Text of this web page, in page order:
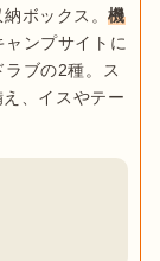
ボックス。機
ャンプサイトに
ブの2種。ス
、イスやテー